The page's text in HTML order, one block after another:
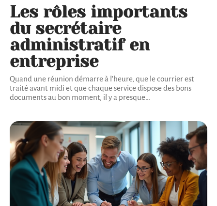
Les rôles importants
du secrétaire
administratif en
entreprise
Quand une réunion démarre à l'heure, que le courrier est
traité avant midi et que chaque service dispose des bons
documents au bon moment, il y a presque…